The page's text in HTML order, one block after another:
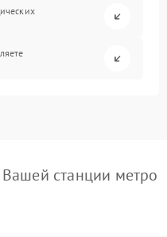
станции метро